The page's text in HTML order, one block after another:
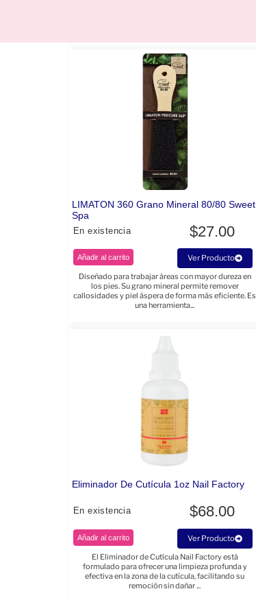
LIMATON 360 Grano Mineral 80/80 Sweet
Spa
En existencia $27.00
Añadir al carrito
Ver Producto
Diseñado para trabajar áreas con mayor dureza en
los pies. Su grano mineral permite remover
callosidades y piel áspera de forma más eficiente. Es
una herramienta...
Eliminador De Cutícula 1oz Nail Factory
En existencia $68.00
Añadir al carrito
Ver Producto
El Eliminador de Cutícula Nail Factory está
formulado para ofrecer una limpieza profunda y
efectiva en la zona de la cutícula, facilitando su
remoción sin dañar ...